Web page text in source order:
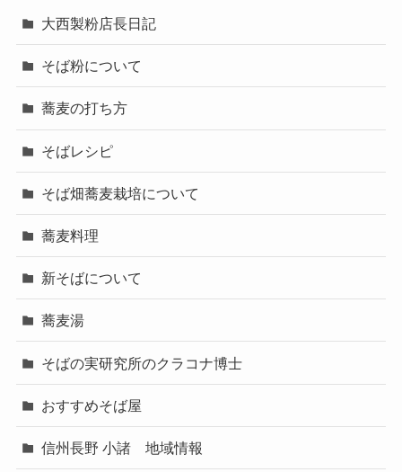
大西製粉店長日記
そば粉について
蕎麦の打ち方
そばレシピ
そば畑蕎麦栽培について
蕎麦料理
新そばについて
蕎麦湯
そばの実研究所のクラコナ博士
おすすめそば屋
信州長野 小諸 地域情報